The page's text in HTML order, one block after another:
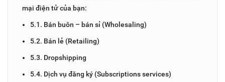
mại điện tử của bạn:
5.1. Bán buôn – bán sỉ (Wholesaling)
5.2. Bán lẻ (Retailing)
5.3. Dropshipping
5.4. Dịch vụ đăng ký (Subscriptions services)